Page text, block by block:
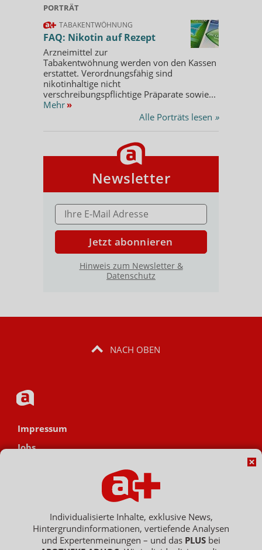
PORTRÄT
TABAKENTWÖHNUNG
FAQ: Nikotin auf Rezept
Arzneimittel zur
Tabakentwöhnung werden von den Kassen
erstattet. Verordnungsfähig sind
nikotinhaltige nicht
verschreibungspflichtige Präparate sowie...
Mehr »
Alle Porträts lesen »
Newsletter
E-MAIL ADRESSE
Jetzt abonnieren
Hinweis zum Newsletter &
Datenschutz
NACH OBEN
Impressum
Jobs
Hinweisgebersystem
Vertrag widerrufen
Individualisierte Inhalte, exklusive News,
Hintergrundinformationen, vertiefende Analysen
und Expertenmeinungen – und das PLUS bei